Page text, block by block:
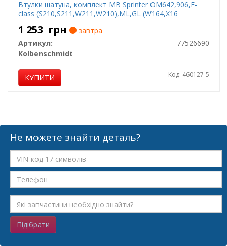
Втулки шатуна, комплект MB Sprinter OM642,906,E-
class (S210,S211,W211,W210),ML,GL (W164,X16
1 253 грн
завтра
Артикул:
77526690
Kolbenschmidt
КУПИТИ Код: 460127-5
Не можете знайти деталь?
Підібрати